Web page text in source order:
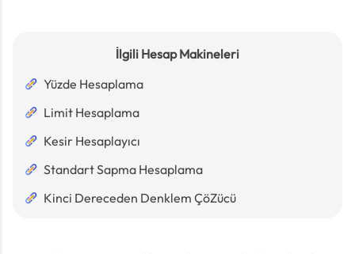
İlgili Hesap Makineleri
Yüzde Hesaplama
Limit Hesaplama
Kesir Hesaplayıcı
Standart Sapma Hesaplama
Kinci Dereceden Denklem ÇöZücü